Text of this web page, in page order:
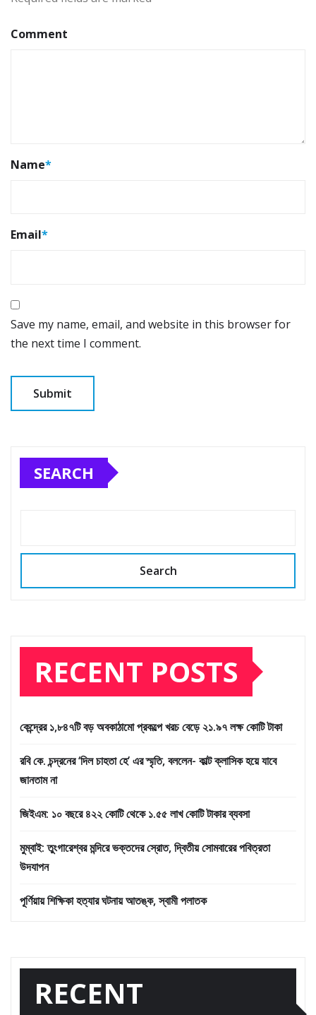
Comment
Name*
Email*
Save my name, email, and website in this browser for
the next time I comment.
SEARCH
Search
RECENT POSTS
কেন্দ্রের ১,৮৪৭টি বড় অবকাঠামো প্রকল্পে খরচ বেড়ে ২১.৯৭ লক্ষ কোটি টাকা
রবি কে. চন্দ্রনের ‘দিল চাহতা হে’ এর স্মৃতি, বললেন- কাল্ট ক্লাসিক হয়ে যাবে
জানতাম না
জিইএম: ১০ বছরে ৪২২ কোটি থেকে ১.৫৫ লাখ কোটি টাকার ব্যবসা
মুম্বাই: তুংগারেশ্বর মন্দিরে ভক্তদের স্রোত, দ্বিতীয় সোমবারের পবিত্রতা
উদযাপন
পূর্ণিয়ায় শিক্ষিকা হত্যার ঘটনায় আতঙ্ক, স্বামী পলাতক
RECENT